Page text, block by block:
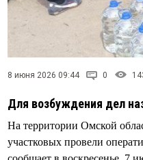
8 июня 2026 09:44 0
Для возбуждения дел
На территории Омской
участковых провели